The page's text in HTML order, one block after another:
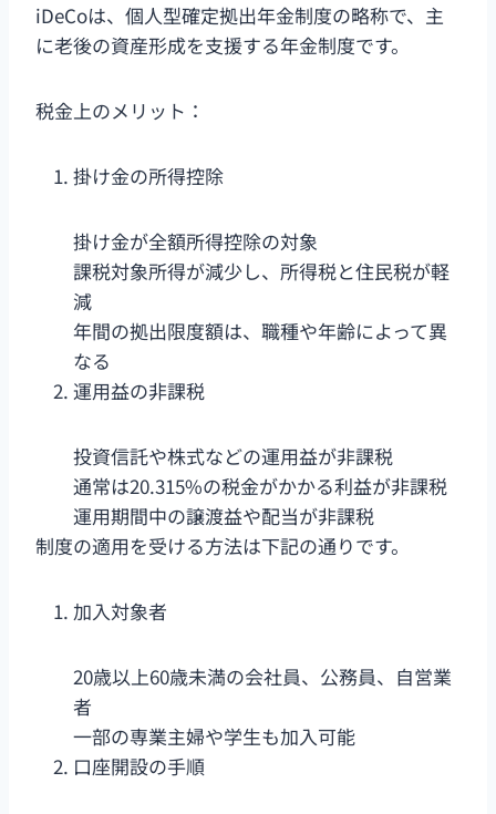
iDeCoは、個人型確定拠出年金制度の略称で、主
に老後の資産形成を支援する年金制度です。
税金上のメリット：
掛け金の所得控除
掛け金が全額所得控除の対象
課税対象所得が減少し、所得税と住民税が軽
減
年間の拠出限度額は、職種や年齢によって異
なる
運用益の非課税
投資信託や株式などの運用益が非課税
通常は20.315%の税金がかかる利益が非課税
運用期間中の譲渡益や配当が非課税
制度の適用を受ける方法は下記の通りです。
加入対象者
20歳以上60歳未満の会社員、公務員、自営業
者
一部の専業主婦や学生も加入可能
口座開設の手順